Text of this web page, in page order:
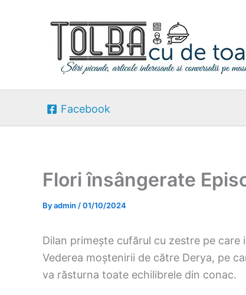
Facebook
Flori însângerate
Byadmin /01/10/2024
Dilan primește cufărul cu zestre pe care
Vederea moștenirii de către Derya, pe
va răsturna toate echilibrele din conac.